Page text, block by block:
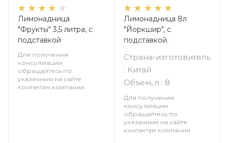
Лимонадница
"Фрукты" 3,5 литра, с
подставкой
Для получения
консультации
обращайтесь по
указанным на сайте
контактам компании
Лимонадница 8л
"Йоркшир", с
подставкой.
Страна-изготовитель
: Китай
Объем, л : 8
Для получения
консультации
обращайтесь по
указанным на сайте
контактам компании